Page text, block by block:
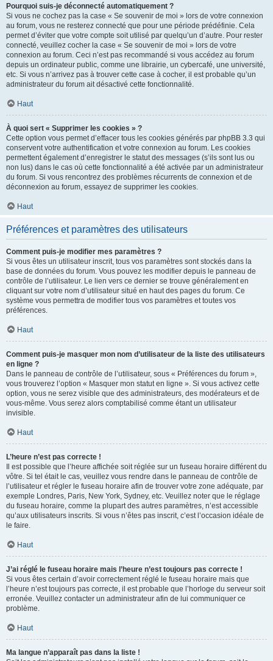
Pourquoi suis-je déconnecté automatiquement ?
Si vous ne cochez pas la case « Se souvenir de moi » lors de votre connexion
au forum, vous ne resterez connecté que pour une période prédéfinie. Cela
permet d’éviter que votre compte soit utilisé par quelqu’un d’autre. Pour rester
connecté, veuillez cocher la case « Se souvenir de moi » lors de votre
connexion au forum. Ceci n’est pas recommandé si vous accédez au forum
depuis un ordinateur public, comme une librairie, un cybercafé, une université,
etc. Si vous n’arrivez pas à trouver cette case à cocher, il est probable qu’un
administrateur du forum ait désactivé cette fonctionnalité.
Haut
À quoi sert « Supprimer les cookies » ?
Cette option vous permet d’effacer tous les cookies générés par phpBB 3.3 qui
conservent votre authentification et votre connexion au forum. Les cookies
permettent également d’enregistrer le statut des messages (s’ils sont lus ou
non lus) dans le cas où cette fonctionnalité a été activée par un administrateur
du forum. Si vous rencontrez des problèmes récurrents de connexion et de
déconnexion au forum, essayez de supprimer les cookies.
Haut
Préférences et paramètres des utilisateurs
Comment puis-je modifier mes paramètres ?
Si vous êtes un utilisateur inscrit, tous vos paramètres sont stockés dans la
base de données du forum. Vous pouvez les modifier depuis le panneau de
contrôle de l’utilisateur. Le lien vers ce dernier se trouve généralement en
cliquant sur votre nom d’utilisateur situé en haut des pages du forum. Ce
système vous permettra de modifier tous vos paramètres et toutes vos
préférences.
Haut
Comment puis-je masquer mon nom d’utilisateur de la liste des utilisateurs
en ligne ?
Dans le panneau de contrôle de l’utilisateur, sous « Préférences du forum »,
vous trouverez l’option « Masquer mon statut en ligne ». Si vous activez cette
option, vous ne serez visible que des administrateurs, des modérateurs et de
vous-même. Vous serez alors comptabilisé comme étant un utilisateur
invisible.
Haut
L’heure n’est pas correcte !
Il est possible que l’heure affichée soit réglée sur un fuseau horaire différent du
vôtre. Si tel était le cas, veuillez vous rendre dans le panneau de contrôle de
l’utilisateur et régler le fuseau horaire afin de trouver votre zone adéquate, par
exemple Londres, Paris, New York, Sydney, etc. Veuillez noter que le réglage
du fuseau horaire, comme la plupart des autres paramètres, n’est accessible
qu’aux utilisateurs inscrits. Si vous n’êtes pas inscrit, c’est l’occasion idéale de
le faire.
Haut
J’ai réglé le fuseau horaire mais l’heure n’est toujours pas correcte !
Si vous êtes certain d’avoir correctement réglé le fuseau horaire mais que
l’heure n’est toujours pas correcte, il est probable que l’horloge du serveur soit
erronée. Veuillez contacter un administrateur afin de lui communiquer ce
problème.
Haut
Ma langue n’apparaît pas dans la liste !